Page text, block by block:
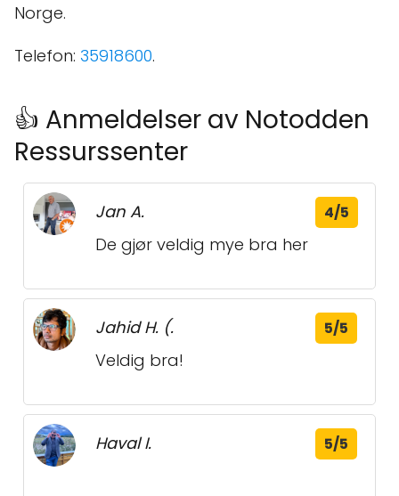
Norge.
Telefon: 35918600.
👍 Anmeldelser av Notodden
Ressurssenter
Jan A. 4/5
De gjør veldig mye bra her
Jahid H. (. 5/5
Veldig bra!
Haval I. 5/5